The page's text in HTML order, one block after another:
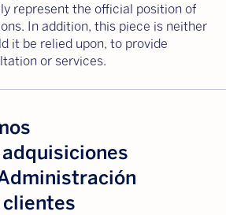
represent the official position of
In addition, this piece is neither
it be relied upon, to provide
or services.